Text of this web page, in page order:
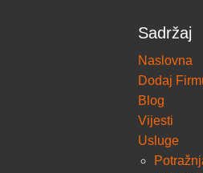
Sadržaj
Naslovna
Dodaj
Blog
Vijesti
Usluge